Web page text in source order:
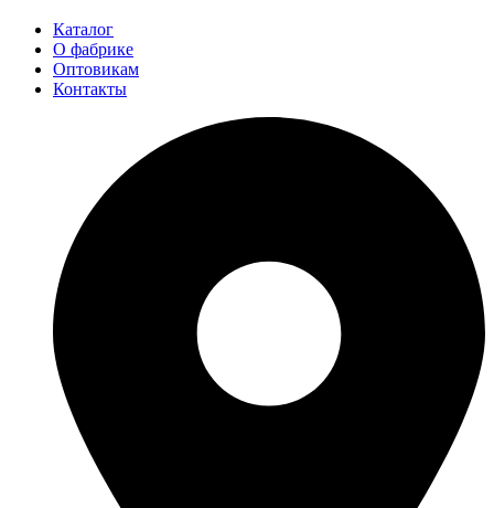
Каталог
О фабрике
Оптовикам
Контакты